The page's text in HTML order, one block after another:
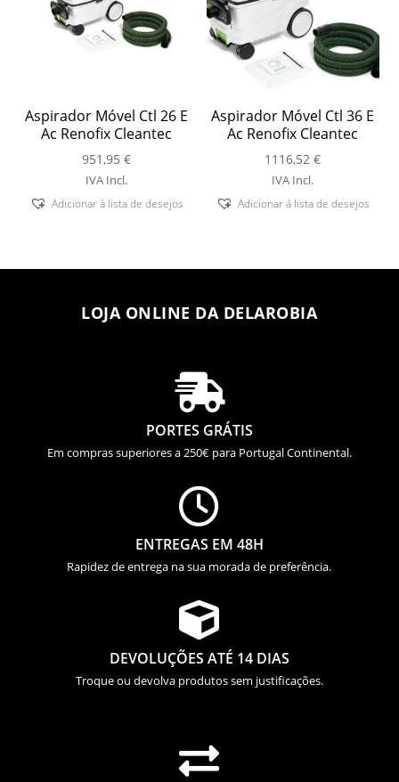
Aspirador Móvel Ctl 26 E
Ac Renofix Cleantec
951,95 €
IVA Incl.
Adicionar á lista de desejos
Aspirador Móvel Ctl 36 E
Ac Renofix Cleantec
1116,52€
IVA Incl.
Adicionar á lista de desejos
LOJA ONLINE DA DELAROBIA

PORTES GRÁTIS
Em compras superiores a 250€ para Portugal Continental.

ENTREGAS EM 48H
Rapidez de entrega na sua morada de preferência.

DEVOLUÇÕES ATÉ 14 DIAS
Troque ou devolva produtos sem justificações.
